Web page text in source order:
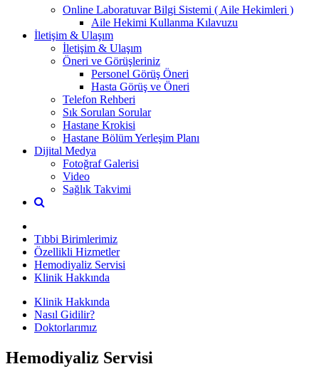
Online Laboratuvar Bilgi Sistemi ( Aile Hekimleri )
Aile Hekimi Kullanma Kılavuzu
İletişim & Ulaşım
İletişim & Ulaşım
Öneri ve Görüşleriniz
Personel Görüş Öneri
Hasta Görüş ve Öneri
Telefon Rehberi
Sık Sorulan Sorular
Hastane Krokisi
Hastane Bölüm Yerleşim Planı
Dijital Medya
Fotoğraf Galerisi
Video
Sağlık Takvimi
Tıbbi Birimlerimiz
Özellikli Hizmetler
Hemodiyaliz Servisi
Klinik Hakkında
Klinik Hakkında
Nasıl Gidilir?
Doktorlarımız
Hemodiyaliz Servisi